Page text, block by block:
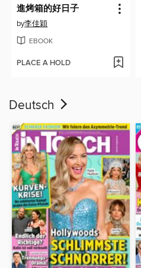
進烤箱的好日子
by李佳穎
EBOOK
PLACE A HOLD
Deutsch